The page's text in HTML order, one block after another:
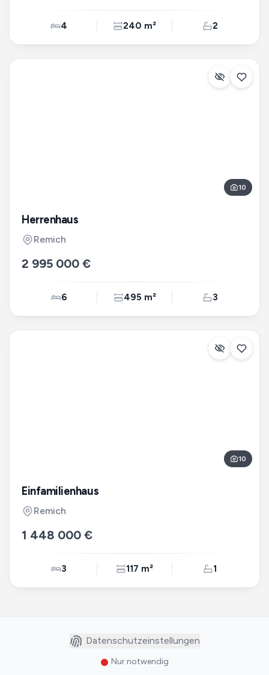
4 240 m² 2
10
Herrenhaus
Remich
2 995 000 €
6 495 m² 3
10
Einfamilienhaus
Remich
1 448 000 €
3 117 m² 1
Datenschutzeinstellungen
Nur notwendig